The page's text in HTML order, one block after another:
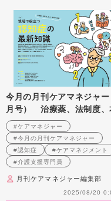
今月の月刊ケアマネジャー
月号） 治療薬、法制度、
人・家族の支援 現場で役立
認知症の最新知識
#ケアマネジャー
#今月の月刊ケアマネジャー
#認知症
#ケアマネジメント
#介護支援専門員
月刊ケアマネジャー編集部
2025/08/20